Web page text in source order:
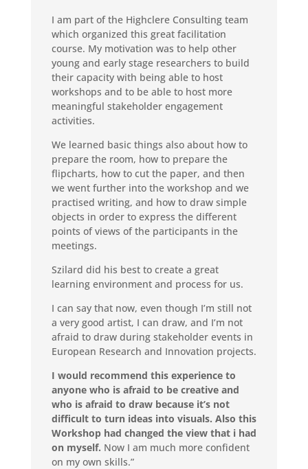
I am part of the Highclere Consulting team
which organized this great facilitation
course. My motivation was to help other
young and early stage researchers to build
their capacity with being able to host
workshops and to be able to host more
meaningful stakeholder engagement
activities.
We learned basic things also about how to
prepare the room, how to prepare the
flipcharts, how to cut the paper, and then
we went further into the workshop and we
practised writing, and how to draw simple
objects in order to express the different
points of views of the participants in the
meetings.
Szilard did his best to create a great
learning environment and process for us.
I can say that now, even though I’m still not
a very good artist, I can draw, and I’m not
afraid to draw during stakeholder events in
European Research and Innovation projects.
I would recommend this experience to
anyone who is afraid to be creative and
who is afraid to draw because it’s not
difficult to turn ideas into visuals. Also this
Workshop had changed the view that i had
on myself. Now I am much more confident
on my own skills.”